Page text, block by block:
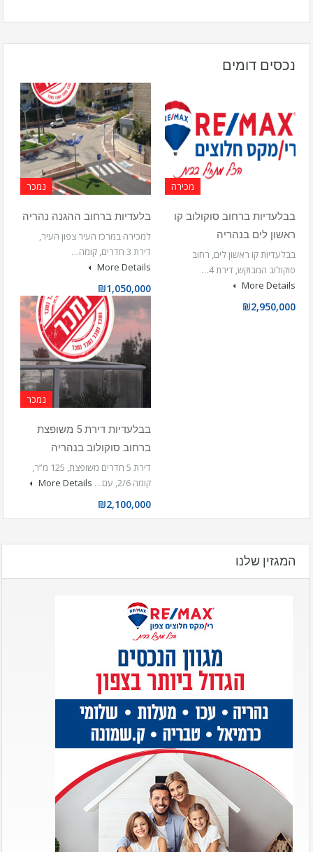
נכסים דומים
מכירה
בבלעדיות ברחוב סוקולוב קו
ראשון לים בנהריה
בבלעדיות קו ראשון לים, רחוב
סוקולוב המבוקש, דירת 4…
More Details
₪2,950,000
נמכר
בלעדיות ברחוב ההגנה נהריה
למכירה במרכז העיר צפון העיר,
דירת 3 חדרים, קומה…
More Details
₪1,050,000
נמכר
בבלעדיות דירת 5 משופצת
ברחוב סוקולוב בנהריה
דירת 5 חדרים משופצת, 125 מ”ר,
קומה 2/6, עם…
More Details
₪2,100,000
המגזין שלנו